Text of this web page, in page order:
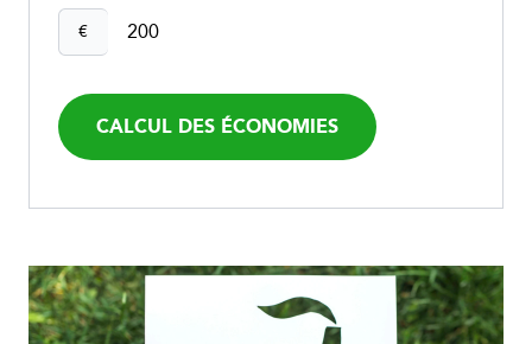
€
CALCUL DES ÉCONOMIES